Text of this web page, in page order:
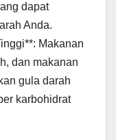
dapat
Anda.
Makanan
dan makanan
gula darah
karbohidrat